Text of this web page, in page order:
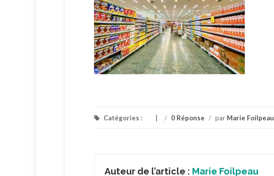
Catégories : / 0 Réponse / par Marie Foilpeau
Auteur de l’article : Marie Foilpeau